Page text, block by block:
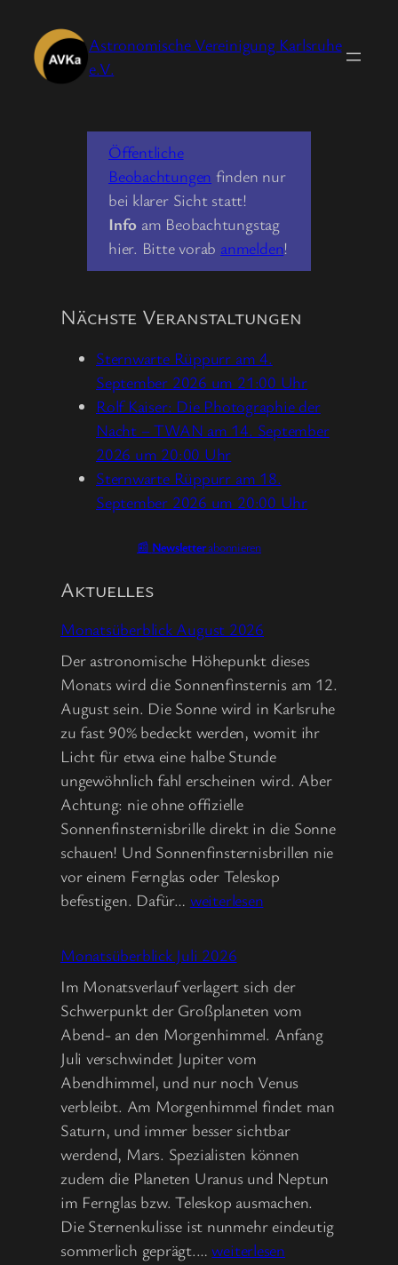
Inhalt
springen
Astronomische Vereinigung Karlsruhe
e.V.
Öffentliche
Beobachtungen finden nur
bei klarer Sicht statt!
Info am Beobachtungstag
hier. Bitte vorab anmelden!
Nächste Veranstaltungen
Sternwarte Rüppurr am 4.
September 2026 um 21:00 Uhr
Rolf Kaiser: Die Photographie der
Nacht – TWAN am 14. September
2026 um 20:00 Uhr
Sternwarte Rüppurr am 18.
September 2026 um 20:00 Uhr
📰 Newsletterabonnieren
Aktuelles
Monatsüberblick August 2026
Der astronomische Höhepunkt dieses
Monats wird die Sonnenfinsternis am 12.
August sein. Die Sonne wird in Karlsruhe
zu fast 90% bedeckt werden, womit ihr
Licht für etwa eine halbe Stunde
ungewöhnlich fahl erscheinen wird. Aber
Achtung: nie ohne offizielle
Sonnenfinsternisbrille direkt in die Sonne
schauen! Und Sonnenfinsternisbrillen nie
vor einem Fernglas oder Teleskop
befestigen. Dafür… Monatsüberblick
2026
weiterlesen
Monatsüberblick Juli 2026
Im Monatsverlauf verlagert sich der
Schwerpunkt der Großplaneten vom
Abend- an den Morgenhimmel. Anfang
Juli verschwindet Jupiter vom
Abendhimmel, und nur noch Venus
verbleibt. Am Morgenhimmel findet man
Saturn, und immer besser sichtbar
werdend, Mars. Spezialisten können
zudem die Planeten Uranus und Neptun
im Fernglas bzw. Teleskop ausmachen.
Die Sternenkulisse ist nunmehr eindeutig
sommerlich geprägt.…Monatsüberblick
weiterlesen